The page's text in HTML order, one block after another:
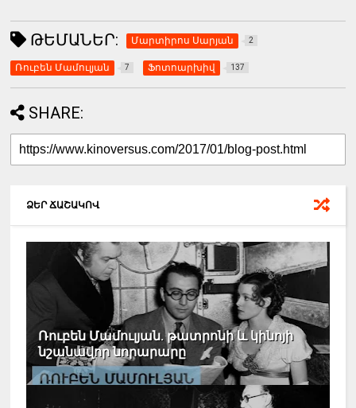
ԹԵՄԱՆԵՐ: Մարտիրոս Սարյան 2
Ռուբեն Մամուլյան 7 Ֆոտոարխիվ 137
SHARE:
ՁԵՐ ՃԱՇԱԿՈՎ
Ռուբեն Մամուլյան. թատրոնի և կինոյի
նշանավոր նորարարը